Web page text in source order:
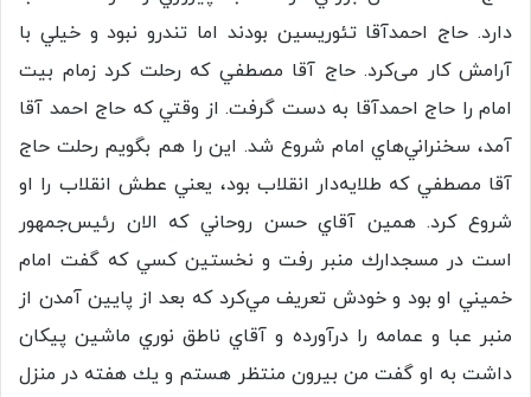
دارد. حاج احمدآقا تئوريسين بودند اما تندرو نبود و خيلي با
آرامش کار می‌کرد. حاج آقا مصطفي كه رحلت كرد زمام بيت
امام را حاج احمدآقا به دست گرفت. از وقتي كه حاج احمد آقا
آمد، سخنراني‌هاي امام شروع شد. اين را هم بگويم رحلت حاج
آقا مصطفي كه طلايه‌دار انقلاب بود، يعني عطش انقلاب را او
شروع كرد. همين آقاي حسن روحاني كه الان رئيس‌جمهور
است در مسجدارك منبر رفت و نخستين كسي كه گفت امام
خميني او بود و خودش تعريف مي‌كرد كه بعد از پايين آمدن از
منبر عبا و عمامه را درآورده و آقاي ناطق نوري ماشين پيكان
داشت به او گفت من بيرون منتظر هستم و يك هفته در منزل